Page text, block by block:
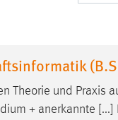
Theorie und Praxis
+ anerkannte [...]